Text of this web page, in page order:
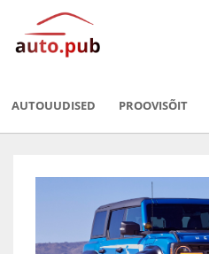
AUTOUUDISED PROOVISÕIT